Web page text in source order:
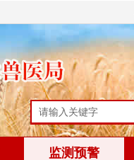
监测预警